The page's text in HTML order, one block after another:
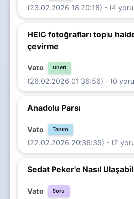
(23.02.2026 18:20:18) - (4
HEIC fotoğrafları toplu
çevirme
Vato Öneri
(26.02.2026 01:36:56) - (0
Anadolu Parsı
Vato Tanım
(22.02.2026 20:36:39) - (2
Sedat Peker'e Nasıl
Vato Soru